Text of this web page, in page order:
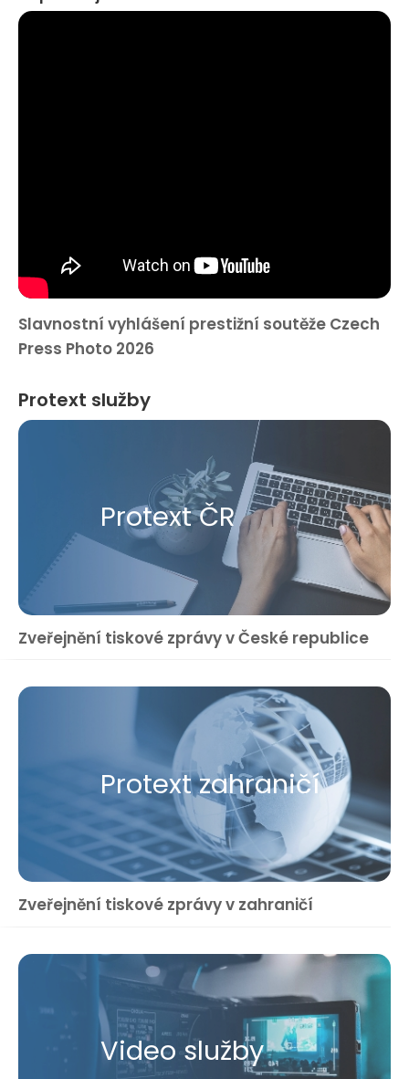
Slavnostní vyhlášení prestižní soutěže Czech
Press Photo 2026
Protext služby
Protext ČR
Zveřejnění tiskové zprávy v České republice
Protext zahraničí
Zveřejnění tiskové zprávy v zahraničí
Video služby